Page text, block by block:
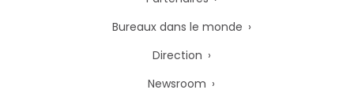
Bureaux dans le monde
Direction
Newsroom